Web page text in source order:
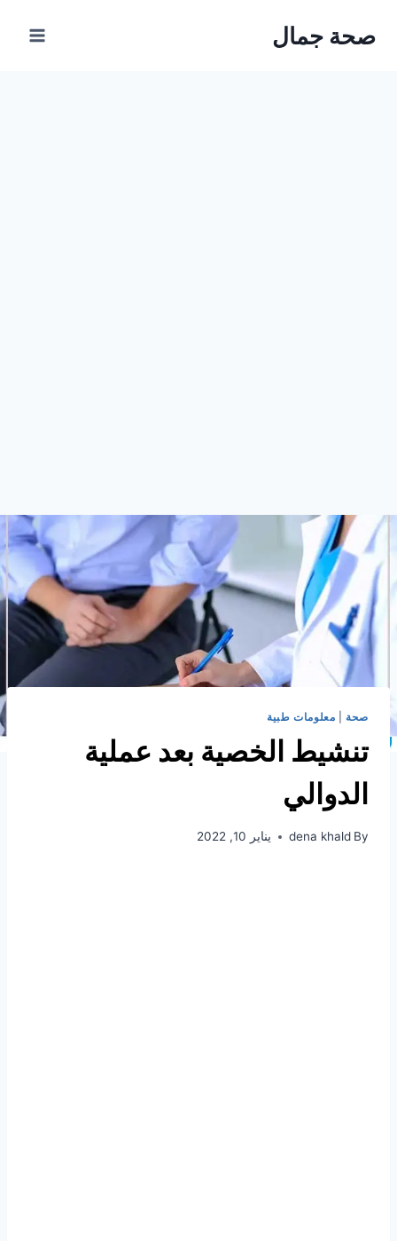
صحة جمال
صحة معلومات طبية
تنشيط الخصية بعد عملية
الدوالي
By
dena khald يناير 10, 2022